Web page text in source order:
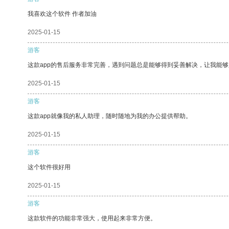
我喜欢这个软件 作者加油
2025-01-15
游客
这款app的售后服务非常完善，遇到问题总是能够得到妥善解决，让我能够
2025-01-15
游客
这款app就像我的私人助理，随时随地为我的办公提供帮助。
2025-01-15
游客
这个软件很好用
2025-01-15
游客
这款软件的功能非常强大，使用起来非常方便。